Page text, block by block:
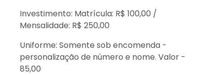
Investimento: Matrícula: R$ 100,00 /
Mensalidade: R$ 250,00
Uniforme: Somente sob encomenda -
personalização de número e nome. Valor -
85,00